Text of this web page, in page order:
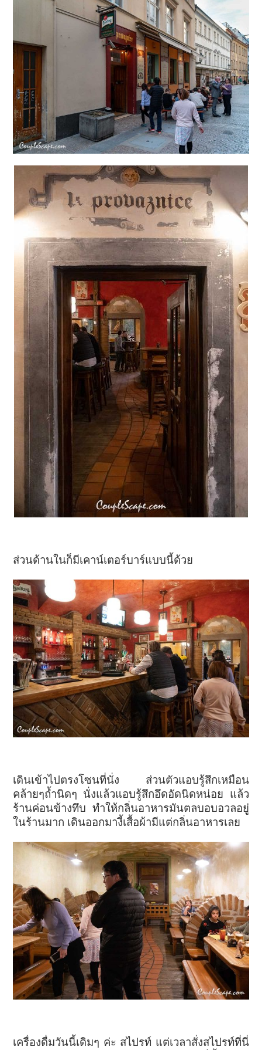
ส่วนด้านในก็มีเคาน์เตอร์บาร์แบบนี้ด้วย
เดินเข้าไปตรงโซนที่นั่ง ส่วนตัวแอบรู้สึกเหมือน
คล้ายๆถ้ำนิดๆ นั่งแล้วแอบรู้สึกอึดอัดนิดหน่อย แล้ว
ร้านค่อนข้างทึบ ทำให้กลิ่นอาหารมันตลบอบอวลอยู่
ในร้านมาก เดินออกมางี้เสื้อผ้ามีแต่กลิ่นอาหารเลย
เครื่องดื่มวันนี้เดิมๆ ค่ะ สไปรท์ แต่เวลาสั่งสไปรท์ที่นี่